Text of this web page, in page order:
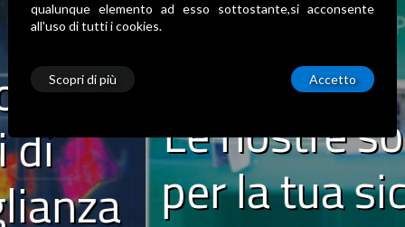
Le nostre soluzioni
per la tua sicurezza
qualunque elemento ad esso sottostante,si acconsente
all'uso di tutti i cookies.
Scopri di più Accetto